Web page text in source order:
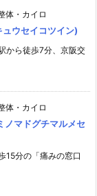
体・カイロ
ウセイコツイン)
から徒歩7分、京阪交
体・カイロ
ノマドグチマルメセ
15分の「痛みの窓口